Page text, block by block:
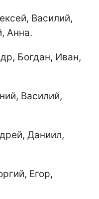
Василий,
Анна.
Богдан, Иван,
Василий,
Даниил,
Егор,